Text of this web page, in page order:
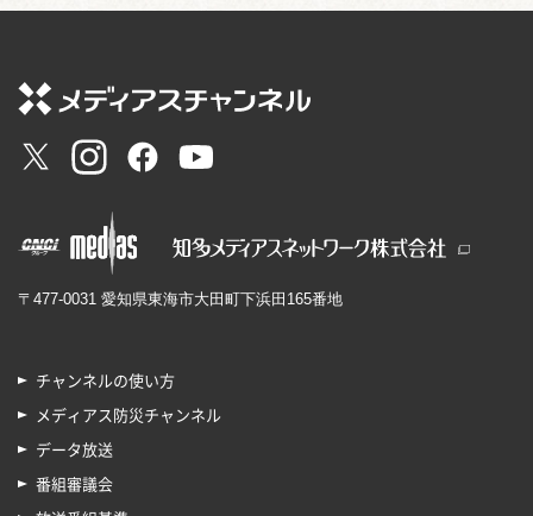
〒477-0031 愛知県東海市大田町下浜田165番地
チャンネルの使い方
メディアス防災チャンネル
データ放送
番組審議会